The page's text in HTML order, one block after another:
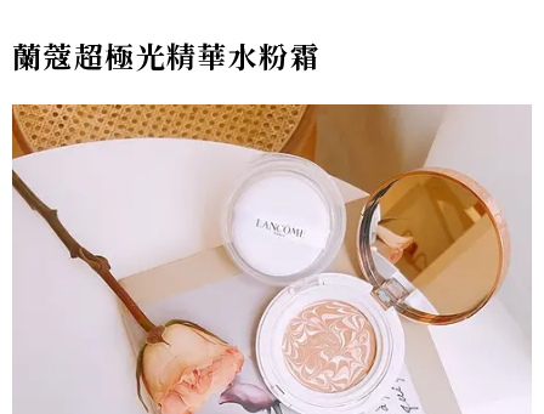
蘭蔻超極光精華水粉霜